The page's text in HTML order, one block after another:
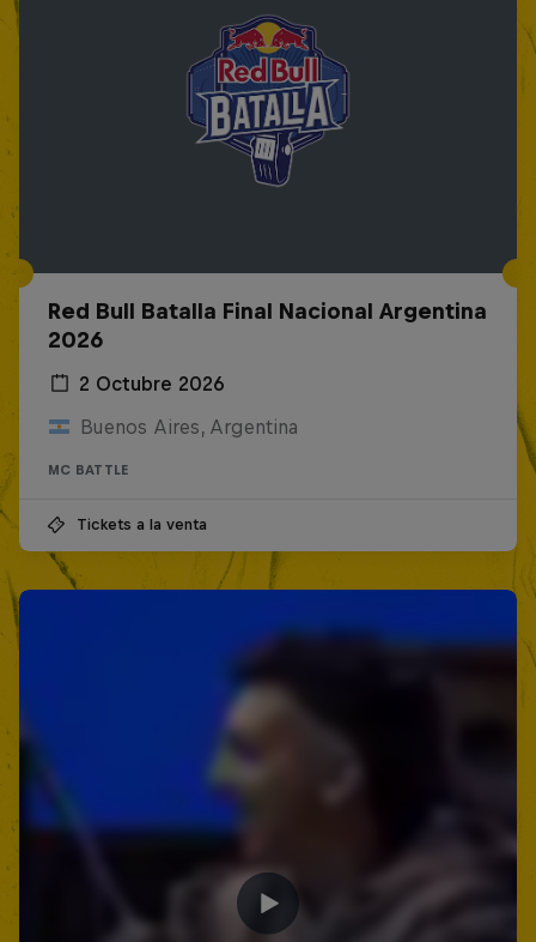
Red Bull Batalla Final Nacional Argentina
2026
2 Octubre 2026
Buenos Aires, Argentina
MC BATTLE
Tickets a la venta